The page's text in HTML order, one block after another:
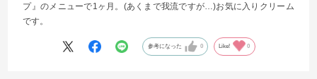
プ』のメニューで1ヶ月。(あくまで我流ですが…)お気に入りクリーム
です。
参考になった 0 Like! 0